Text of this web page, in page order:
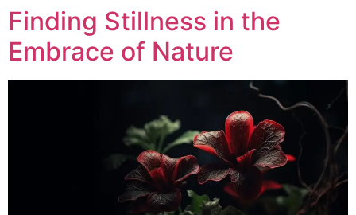
Finding Stillness in the
Embrace of Nature